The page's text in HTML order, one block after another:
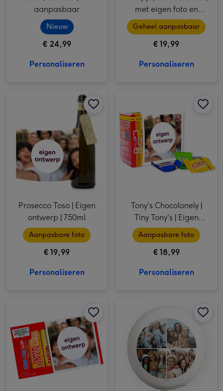
aanpasbaar
Nieuw
€ 24,99
Personaliseren
met eigen foto en
naam | 4x75ml
Geheel aanpasbaar
€ 19,99
Personaliseren
Prosecco Toso | Eigen
ontwerp | 750ml
Aanpasbare foto
€ 19,99
Personaliseren
Tony's Chocolonely |
Tiny Tony's | Eigen
ontwerp | 200g
Aanpasbare foto
€ 18,99
Personaliseren